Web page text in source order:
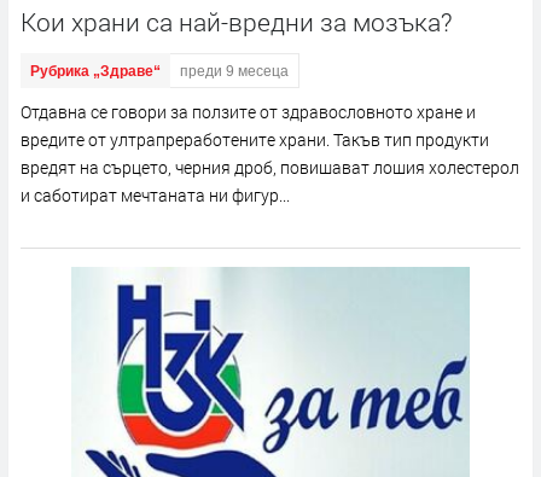
Кои храни са най-вредни за мозъка?
Рубрика „Здраве“ преди 9 месеца
Отдавна се говори за ползите от здравословното хране и
вредите от ултрапреработените храни. Такъв тип продукти
вредят на сърцето, черния дроб, повишават лошия холестерол
и саботират мечтаната ни фигур...